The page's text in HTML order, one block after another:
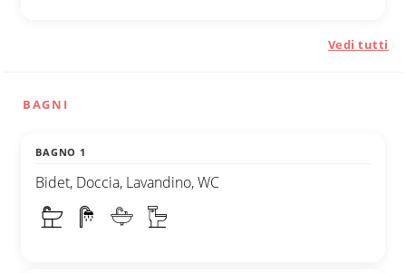
Vedi tutti
BAGNI
BAGNO 1
Bidet, Doccia, Lavandino, WC